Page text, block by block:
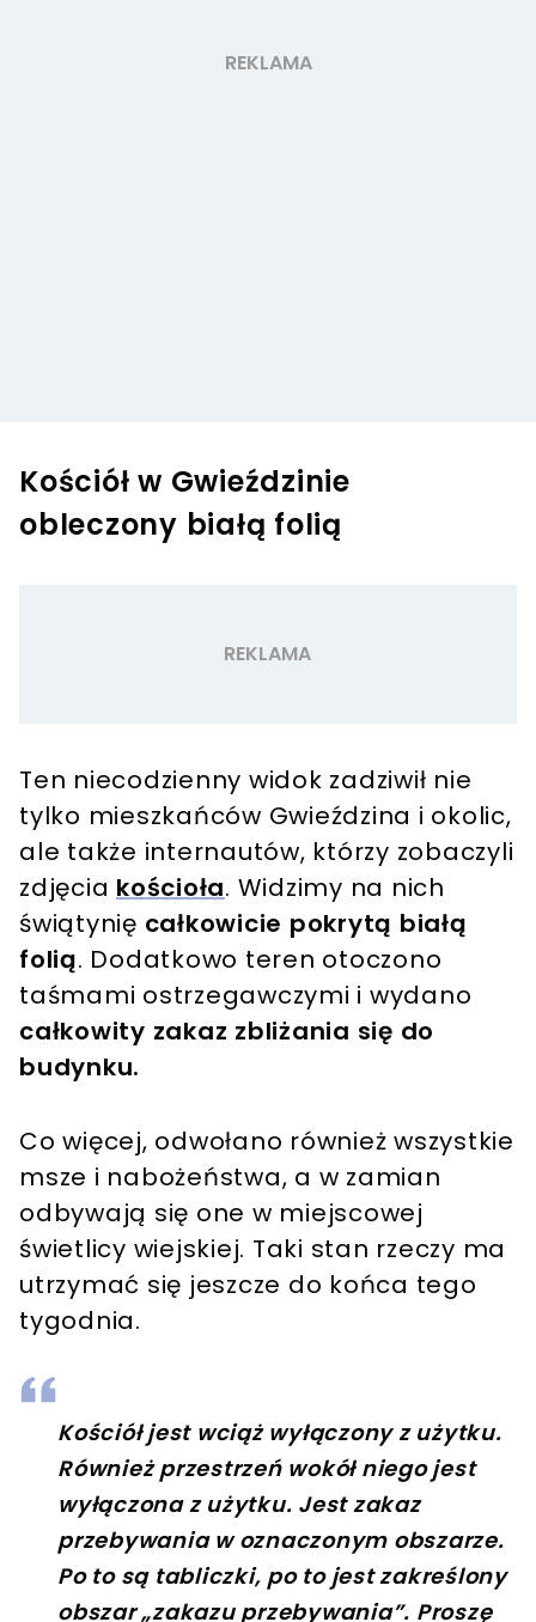
Kościół w Gwieździnie
obleczony białą folią
Ten niecodzienny widok zadziwił nie
tylko mieszkańców Gwieździna i okolic,
ale także internautów, którzy zobaczyli
zdjęcia kościoła. Widzimy na nich
świątynię całkowicie pokrytą białą
folią. Dodatkowo teren otoczono
taśmami ostrzegawczymi i wydano
całkowity zakaz zbliżania się do
budynku.
Co więcej, odwołano również wszystkie
msze i nabożeństwa, a w zamian
odbywają się one w miejscowej
świetlicy wiejskiej. Taki stan rzeczy ma
utrzymać się jeszcze do końca tego
tygodnia.
Kościół jest wciąż wyłączony z użytku.
Również przestrzeń wokół niego jest
wyłączona z użytku. Jest zakaz
przebywania w oznaczonym obszarze.
Po to są tabliczki, po to jest zakreślony
obszar „zakazu przebywania”. Proszę